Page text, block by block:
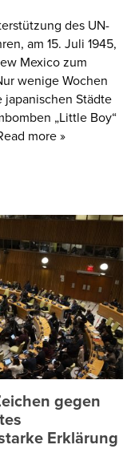
des UN-
am 15. Juli 1945,
Mexico zum
wenige Wochen
japanischen Städte
„Little Boy“
more »
gegen
Erklärung